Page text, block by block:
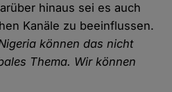
hinaus sei es auch
Kanäle zu beeinflussen.
können das nicht
Thema. Wir können